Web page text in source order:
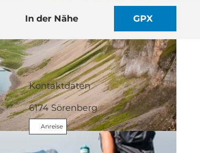
In der Nähe GPX
Kontaktdaten
6174 Sörenberg
Anreise